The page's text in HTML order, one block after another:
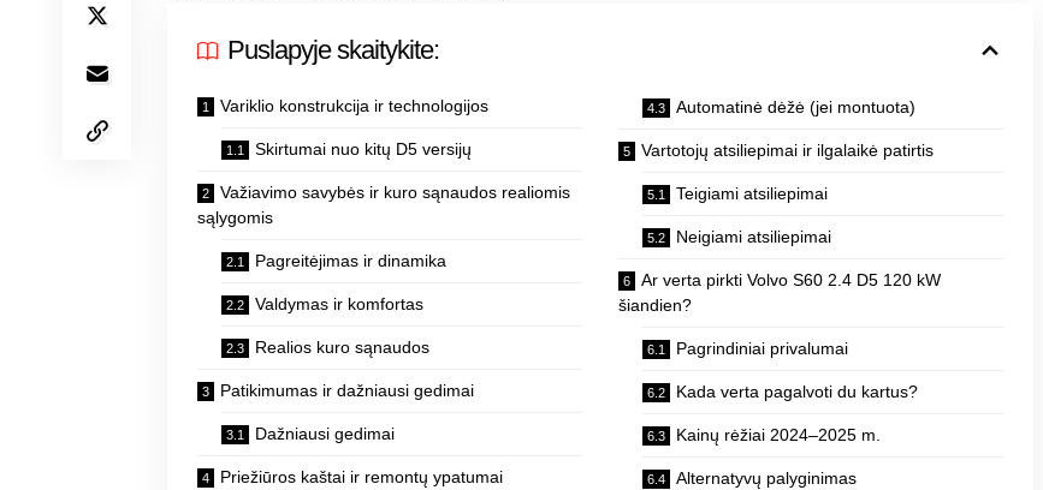
Puslapyje skaitykite:
Variklio konstrukcija ir technologijos
Skirtumai nuo kitų D5 versijų
Važiavimo savybės ir kuro sąnaudos realiomis
sąlygomis
Pagreitėjimas ir dinamika
Valdymas ir komfortas
Realios kuro sąnaudos
Patikimumas ir dažniausi gedimai
Dažniausi gedimai
Priežiūros kaštai ir remontų ypatumai
Automatinė dėžė (jei montuota)
Vartotojų atsiliepimai ir ilgalaikė patirtis
Teigiami atsiliepimai
Neigiami atsiliepimai
Ar verta pirkti Volvo S60 2.4 D5 120 kW
šiandien?
Pagrindiniai privalumai
Kada verta pagalvoti du kartus?
Kainų rėžiai 2024–2025 m.
Alternatyvų palyginimas